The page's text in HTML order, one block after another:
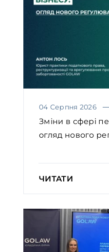
04 Серпня 2026
Зміни в сфері
огляд нового
ЧИТАТИ